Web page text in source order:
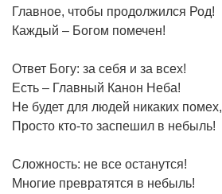
Главное, чтобы продолжился Род!
Каждый – Богом помечен!
Ответ Богу: за себя и за всех!
Есть – Главный Канон Неба!
Не будет для людей никаких помех,
Просто кто-то заспешил в небыль!
Сложность: не все останутся!
Многие превратятся в небыль!